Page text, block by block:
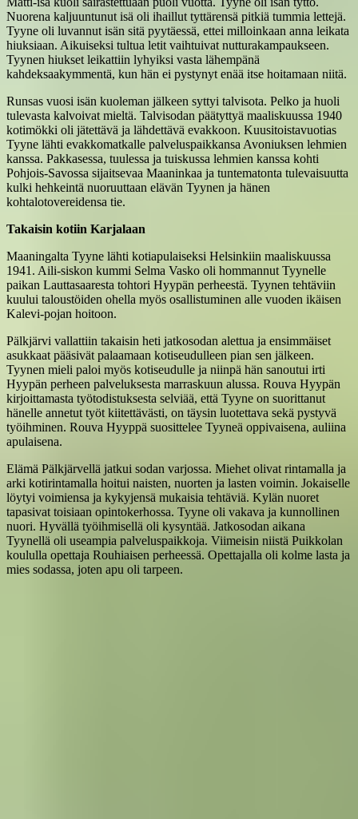
Nuorena kaljuuntunut isä oli ihaillut tyttärensä pitkiä tummia lettejä.
Tyyne oli luvannut isän sitä pyytäessä, ettei milloinkaan anna leikata
hiuksiaan. Aikuiseksi tultua letit vaihtuivat nutturakampaukseen.
Tyynen hiukset leikattiin lyhyiksi vasta lähempänä
kahdeksaakymmentä, kun hän ei pystynyt enää itse hoitamaan niitä.
Runsas vuosi isän kuoleman jälkeen syttyi talvisota. Pelko ja huoli
tulevasta kalvoivat mieltä. Talvisodan päätyttyä maaliskuussa 1940
kotimökki oli jätettävä ja lähdettävä evakkoon. Kuusitoistavuotias
Tyyne lähti evakkomatkalle palveluspaikkansa Avoniuksen lehmien
kanssa. Pakkasessa, tuulessa ja tuiskussa lehmien kanssa kohti
Pohjois-Savossa sijaitsevaa Maaninkaa ja tuntematonta tulevaisuutta
kulki hehkeintä nuoruuttaan elävän Tyynen ja hänen
kohtalotovereidensa tie.
Takaisin kotiin Karjalaan
Maaningalta Tyyne lähti kotiapulaiseksi Helsinkiin maaliskuussa
1941. Aili-siskon kummi Selma Vasko oli hommannut Tyynelle
paikan Lauttasaaresta tohtori Hyypän perheestä. Tyynen tehtäviin
kuului taloustöiden ohella myös osallistuminen alle vuoden ikäisen
Kalevi-pojan hoitoon.
Pälkjärvi vallattiin takaisin heti jatkosodan alettua ja ensimmäiset
asukkaat pääsivät palaamaan kotiseudulleen pian sen jälkeen.
Tyynen mieli paloi myös kotiseudulle ja niinpä hän sanoutui irti
Hyypän perheen palveluksesta marraskuun alussa. Rouva Hyypän
kirjoittamasta työtodistuksesta selviää, että Tyyne on suorittanut
hänelle annetut työt kiitettävästi, on täysin luotettava sekä pystyvä
työihminen. Rouva Hyyppä suosittelee Tyyneä oppivaisena, auliina
apulaisena.
Elämä Pälkjärvellä jatkui sodan varjossa. Miehet olivat rintamalla ja
arki kotirintamalla hoitui naisten, nuorten ja lasten voimin. Jokaiselle
löytyi voimiensa ja kykyjensä mukaisia tehtäviä. Kylän nuoret
tapasivat toisiaan opintokerhossa. Tyyne oli vakava ja kunnollinen
nuori. Hyvällä työihmisellä oli kysyntää. Jatkosodan aikana
Tyynellä oli useampia palveluspaikkoja. Viimeisin niistä Puikkolan
koululla opettaja Rouhiaisen perheessä. Opettajalla oli kolme lasta ja
mies sodassa, joten apu oli tarpeen.